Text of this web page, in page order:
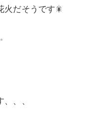
火だそうです🎇
、、